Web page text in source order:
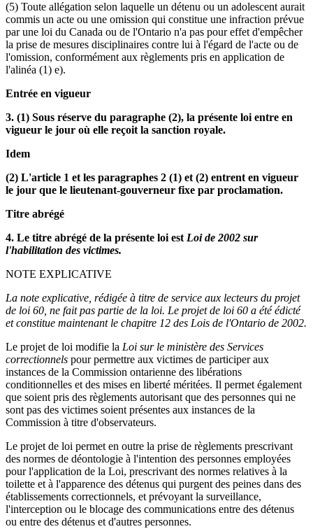
(5) Toute allégation selon laquelle un détenu ou un adolescent aurait
commis un acte ou une omission qui constitue une infraction prévue
par une loi du Canada ou de l'Ontario n'a pas pour effet d'empêcher
la prise de mesures disciplinaires contre lui à l'égard de l'acte ou de
l'omission, conformément aux règlements pris en application de
l'alinéa (1) e).
Entrée en vigueur
3. (1) Sous réserve du paragraphe (2), la présente loi entre en
vigueur le jour où elle reçoit la sanction royale.
Idem
(2) L'article 1 et les paragraphes 2 (1) et (2) entrent en vigueur
le jour que le lieutenant-gouverneur fixe par proclamation.
Titre abrégé
4. Le titre abrégé de la présente loi est Loi de 2002 sur
l'habilitation des victimes.
NOTE EXPLICATIVE
La note explicative, rédigée à titre de service aux lecteurs du projet
de loi 60, ne fait pas partie de la loi. Le projet de loi 60 a été édicté
et constitue maintenant le chapitre 12 des Lois de l'Ontario de 2002.
Le projet de loi modifie la Loi sur le ministère des Services
correctionnels pour permettre aux victimes de participer aux
instances de la Commission ontarienne des libérations
conditionnelles et des mises en liberté méritées. Il permet également
que soient pris des règlements autorisant que des personnes qui ne
sont pas des victimes soient présentes aux instances de la
Commission à titre d'observateurs.
Le projet de loi permet en outre la prise de règlements prescrivant
des normes de déontologie à l'intention des personnes employées
pour l'application de la Loi, prescrivant des normes relatives à la
toilette et à l'apparence des détenus qui purgent des peines dans des
établissements correctionnels, et prévoyant la surveillance,
l'interception ou le blocage des communications entre des détenus
ou entre des détenus et d'autres personnes.